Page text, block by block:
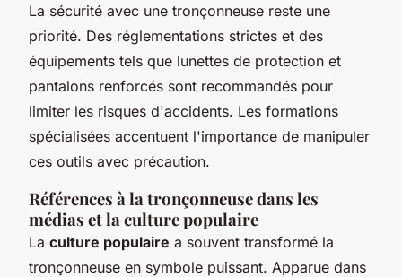
La sécurité avec une tronçonneuse reste une
priorité. Des réglementations strictes et des
équipements tels que lunettes de protection et
pantalons renforcés sont recommandés pour
limiter les risques d'accidents. Les formations
spécialisées accentuent l'importance de manipuler
ces outils avec précaution.
Références à la tronçonneuse dans les
médias et la culture populaire
La culture populaire a souvent transformé la
tronçonneuse en symbole puissant. Apparue dans